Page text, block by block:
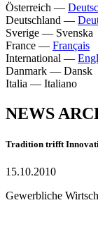
Österreich —
Deutschland —
Sverige — Svenska
France — Français
International —
Danmark — Dansk
Italia — Italiano
NEWS
Tradition trifft
15.10.2010
Gewerbliche